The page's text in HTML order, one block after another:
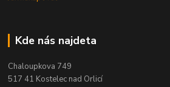
Kde nás najdeta
Chaloupkova 749
517 41 Kostelec nad Orlicí